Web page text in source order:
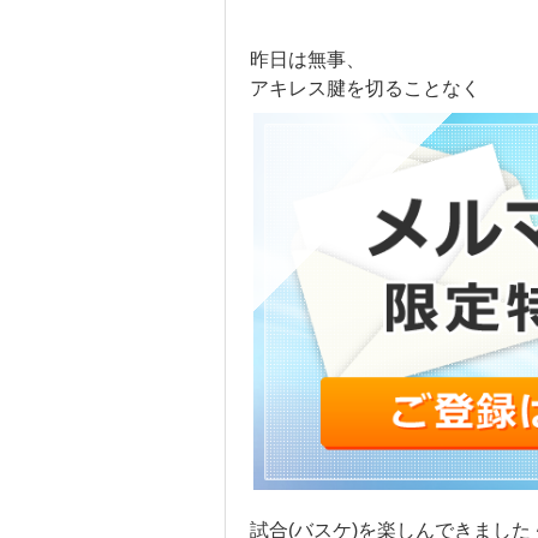
昨日は無事、
アキレス腱を切ることなく
試合(バスケ)を楽しんできました